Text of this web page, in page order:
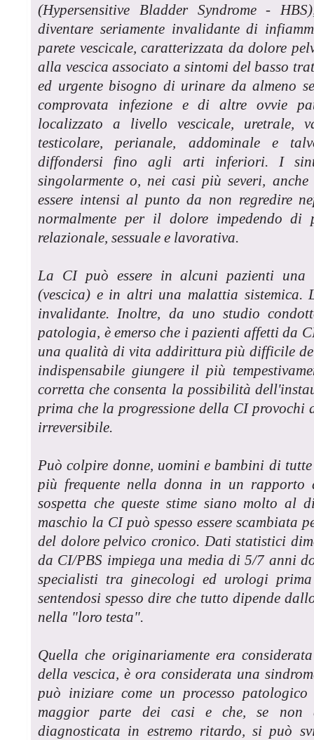
(Hypersensitive Bladder Syndrome -
diventare seriamente invalidante di
parete vescicale, caratterizzata da dolore
alla vescica associato a sintomi del basso
ed urgente bisogno di urinare da almeno
comprovata infezione e di altre ovvie
localizzato a livello vescicale, uretrale,
testicolare, perianale, addominale e
diffondersi fino agli arti inferiori. I
singolarmente o, nei casi più severi, anche
essere intensi al punto da non regredire
normalmente per il dolore impedendo di
relazionale, sessuale e lavorativa.
La CI può essere in alcuni pazienti una
(vescica) e in altri una malattia sistemica.
invalidante. Inoltre, da uno studio
patologia, è emerso che i pazienti affetti da
una qualità di vita addirittura più difficile
indispensabile giungere il più
corretta che consenta la possibilità
prima che la progressione della CI provochi
irreversibile.
Può colpire donne, uomini e bambini di tutte
più frequente nella donna in un
sospetta che queste stime siano molto al
maschio la CI può spesso essere scambiata
del dolore pelvico cronico. Dati statistici
da CI/PBS impiega una media di 5/7 anni
specialisti tra ginecologi ed urologi
sentendosi spesso dire che tutto dipende
nella "loro testa".
Quella che originariamente era
della vescica, è ora considerata una
può iniziare come un processo
maggior parte dei casi e che, se non
diagnosticata in estremo ritardo, si può